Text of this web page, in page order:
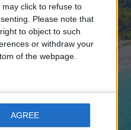
click to refuse to
Please note that
to object to such
or withdraw your
of the webpage.
AGREE
dei
e